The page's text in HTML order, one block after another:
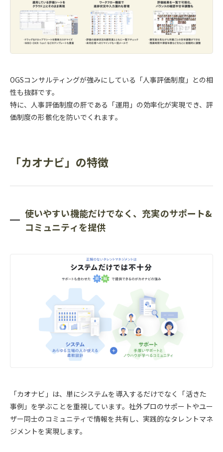
OGSコンサルティングが強みにしている「人事評価制度」との相
性も抜群です。
特に、人事評価制度の肝である「運用」の効率化が実現でき、評
価制度の形骸化を防いでくれます。
「カオナビ」の特徴
使いやすい機能だけでなく、充実のサポート&
コミュニティを提供
「カオナビ」は、単にシステムを導入するだけでなく「活きた
事例」を学ぶことを重視しています。社外プロのサポートやユー
ザー同士のコミュニティで情報を共有し、実践的なタレントマネ
ジメントを実現します。